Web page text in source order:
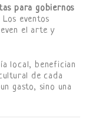
para gobiernos
eventos
el arte y
local, benefician
de cada
gasto, sino una